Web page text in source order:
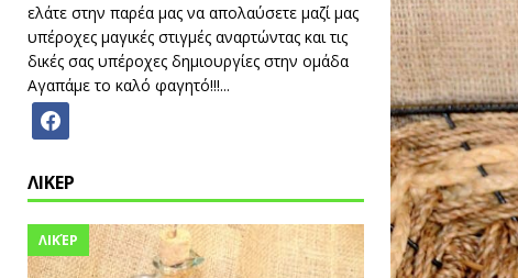
ελάτε στην παρέα μας να απολαύσετε μαζί μας
υπέροχες μαγικές στιγμές αναρτώντας και τις
δικές σας υπέροχες δημιουργίες στην ομάδα
Αγαπάμε το καλό φαγητό!!!...
ΛΙΚΕΡ
ΛΙΚΈΡ